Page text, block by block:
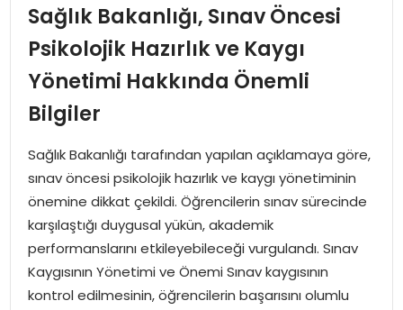
SAĞLIK
EĞITIM
SPOR
EKONOMI
MAGAZIN
DÜNYA
Sağlık Bakanlığı, Sınav Öncesi
Psikolojik Hazırlık ve Kaygı
Yönetimi Hakkında Önemli
Bilgiler
Sağlık Bakanlığı tarafından yapılan açıklamaya göre,
sınav öncesi psikolojik hazırlık ve kaygı yönetiminin
önemine dikkat çekildi. Öğrencilerin sınav sürecinde
karşılaştığı duygusal yükün, akademik
performanslarını etkileyebileceği vurgulandı. Sınav
Kaygısının Yönetimi ve Önemi Sınav kaygısının
kontrol edilmesinin, öğrencilerin başarısını olumlu